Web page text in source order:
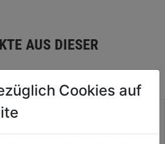
AUS DIESER
Cookies auf